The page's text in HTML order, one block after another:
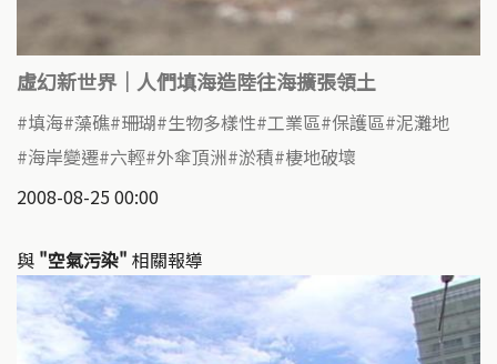
虛幻新世界｜人們填海造陸往海擴張領土
填海 藻礁 珊瑚 生物多樣性 工業區 保護區 泥灘地
海岸變遷 六輕 外傘頂洲 淤積 棲地破壞
2008-08-25 00:00
與 "空氣污染" 相關報導